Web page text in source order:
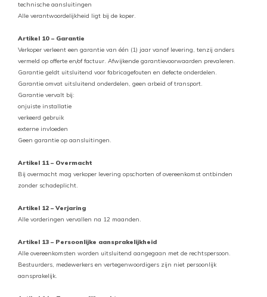
technische aansluitingen
Alle verantwoordelijkheid ligt bij de koper.
Artikel 10 – Garantie
Verkoper verleent een garantie van één (1) jaar vanaf levering, tenzij anders
vermeld op offerte en/of factuur. Afwijkende garantievoorwaarden prevaleren.
Garantie geldt uitsluitend voor fabricagefouten en defecte onderdelen.
Garantie omvat uitsluitend onderdelen, geen arbeid of transport.
Garantie vervalt bij:
onjuiste installatie
verkeerd gebruik
externe invloeden
Geen garantie op aansluitingen.
Artikel 11 – Overmacht
Bij overmacht mag verkoper levering opschorten of overeenkomst ontbinden
zonder schadeplicht.
Artikel 12 – Verjaring
Alle vorderingen vervallen na 12 maanden.
Artikel 13 – Persoonlijke aansprakelijkheid
Alle overeenkomsten worden uitsluitend aangegaan met de rechtspersoon.
Bestuurders, medewerkers en vertegenwoordigers zijn niet persoonlijk
aansprakelijk.